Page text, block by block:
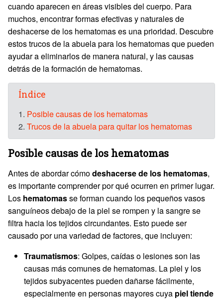
cuando aparecen en áreas visibles del cuerpo. Para
muchos, encontrar formas efectivas y naturales de
deshacerse de los hematomas es una prioridad. Descubre
estos trucos de la abuela para los hematomas que pueden
ayudar a eliminarlos de manera natural, y las causas
detrás de la formación de hematomas.
Índice
1. Posible causas de los hematomas
2. Trucos de la abuela para quitar los hematomas
Posible causas de los hematomas
Antes de abordar cómodeshacerse de los hematomas,
es importante comprender por qué ocurren en primer lugar.
Los hematomasse forman cuando los pequeños vasos
sanguíneos debajo de la piel se rompen y la sangre se
filtra hacia los tejidos circundantes. Esto puede ser
causado por una variedad de factores, que incluyen:
Traumatismos: Golpes, caídas o lesiones son las
causas más comunes de hematomas. La piel y los
tejidos subyacentes pueden dañarse fácilmente,
especialmente en personas mayores cuya piel tiende